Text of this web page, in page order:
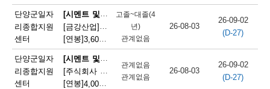
단양군일자
리종합지원
센터
[시멘트 및 광물제품 제조기 조작원]
[금강산업]한일시멘트협력업체 예열직원 모집
[연봉]3,600만원 | 충청북도 단양군 매포읍 매포길 245
고졸~대졸(4
년)
관계없음
26-08-03
26-09-02
(D-27)
단양군일자
리종합지원
센터
[시멘트 및 광물제품 제조기 조작원]
[주식회사 주안] 시멘트 생산 설비 관리
[연봉]4,000만원 | 충청북도 단양군 매포읍 매포길 18
관계없음
관계없음
26-08-03
26-09-02
(D-27)
용
정
보